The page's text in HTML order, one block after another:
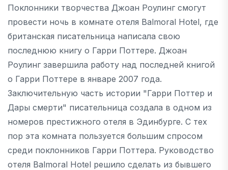
Поклонники творчества Джоан Роулинг смогут
провести ночь в комнате отеля Balmoral Hotel, где
британская писательница написала свою
последнюю книгу о Гарри Поттере. Джоан
Роулинг завершила работу над последней книгой
о Гарри Поттере в январе 2007 года.
Заключительную часть истории "Гарри Поттер и
Дары смерти" писательница создала в одном из
номеров престижного отеля в Эдинбурге. С тех
пор эта комната пользуется большим спросом
среди поклонников Гарри Поттера. Руководство
отеля Balmoral Hоtel решило сделать из бывшего